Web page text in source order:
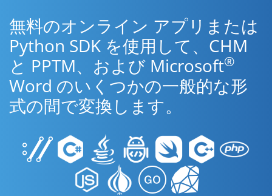
無料のオンライン アプリまたは
Python SDK を使用して、CHM
と PPTM、および Microsoft®
Word のいくつかの一般的な形
式の間で変換します。